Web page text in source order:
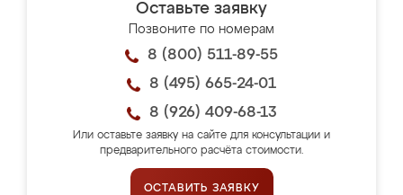
Оставьте заявку
Позвоните по номерам
8 (800) 511-89-55
8 (495) 665-24-01
8 (926) 409-68-13
Или оставьте заявку на сайте для консультации и
предварительного расчёта стоимости.
ОСТАВИТЬ ЗАЯВКУ